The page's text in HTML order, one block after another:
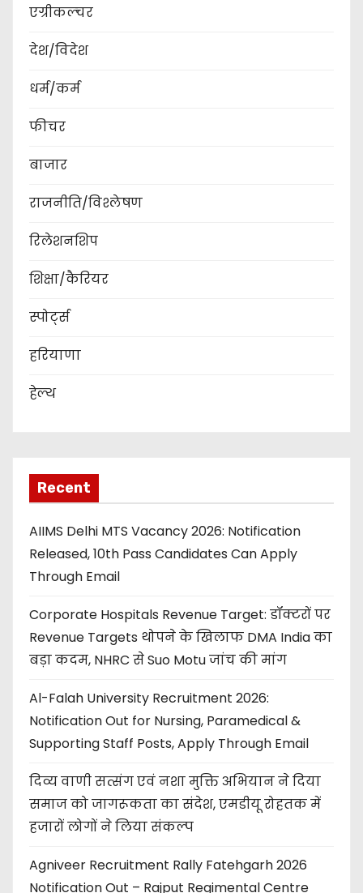
एग्रीकल्चर
देश/विदेश
धर्म/कर्म
फीचर
बाजार
राजनीति/विश्लेषण
रिलेशनशिप
शिक्षा/कैरियर
स्पोर्ट्स
हरियाणा
हेल्थ
Recent
AIIMS Delhi MTS Vacancy 2026: Notification
Released, 10th Pass Candidates Can Apply
Through Email
Corporate Hospitals Revenue Target: डॉक्टरों पर
Revenue Targets थोपने के खिलाफ DMA India का
बड़ा कदम, NHRC से Suo Motu जांच की मांग
Al-Falah University Recruitment 2026:
Notification Out for Nursing, Paramedical &
Supporting Staff Posts, Apply Through Email
दिव्य वाणी सत्संग एवं नशा मुक्ति अभियान ने दिया
समाज को जागरूकता का संदेश, एमडीयू रोहतक में
हजारों लोगों ने लिया संकल्प
Agniveer Recruitment Rally Fatehgarh 2026
Notification Out – Rajput Regimental Centre